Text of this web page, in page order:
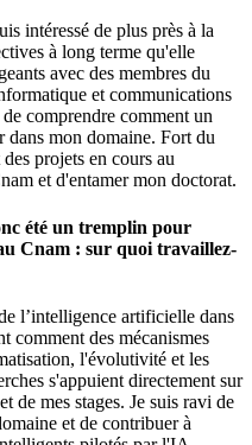
intéressé de plus près à la
à long terme qu'elle
avec des membres du
et communications
comprendre comment un
dans mon domaine. Fort du
projets en cours au
et d'entamer mon doctorat.
été un tremplin pour
Cnam : sur quoi travaillez-
l’intelligence artificielle dans
comment des mécanismes
l'évolutivité et les
s'appuient directement sur
de mes stages. Je suis ravi de
et de contribuer à